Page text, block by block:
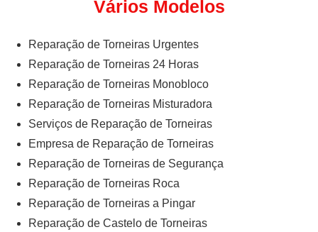
Vários Modelos
Reparação de Torneiras Urgentes
Reparação de Torneiras 24 Horas
Reparação de Torneiras Monobloco
Reparação de Torneiras Misturadora
Serviços de Reparação de Torneiras
Empresa de Reparação de Torneiras
Reparação de Torneiras de Segurança
Reparação de Torneiras Roca
Reparação de Torneiras a Pingar
Reparação de Castelo de Torneiras